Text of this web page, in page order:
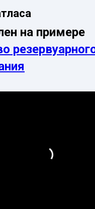
на примере